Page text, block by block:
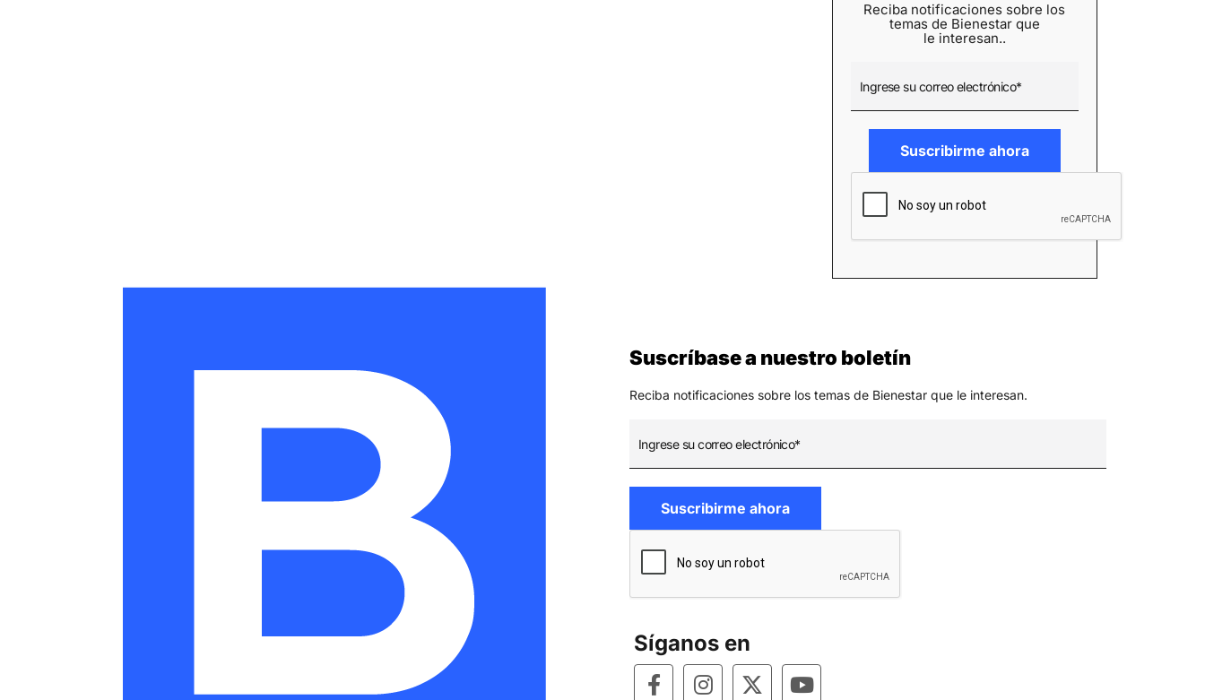
Reciba notificaciones sobre los
temas de Bienestar que
le interesan..
Suscríbase a nuestro boletín
Reciba notificaciones sobre los temas de Bienestar que le interesan.
Síganos en